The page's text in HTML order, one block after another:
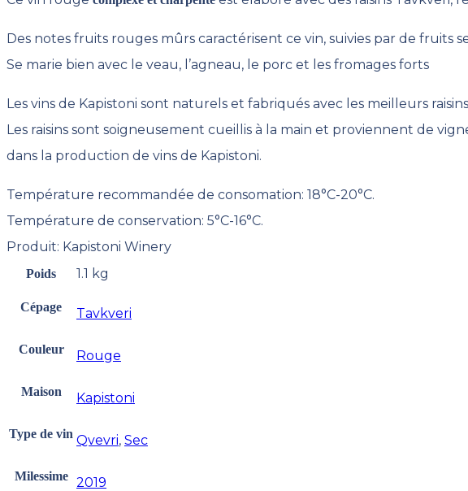
Des notes fruits rouges mûrs caractérisent ce vin, suivies par de fruits
Se marie bien avec le veau, l’agneau, le porc et les fromages forts
Les vins de Kapistoni sont naturels et fabriqués avec les meilleurs
Les raisins sont soigneusement cueillis à la main et proviennent de
dans la production de vins de Kapistoni.
Température recommandée de consomation: 18°C-20°C.
Température de conservation: 5°C-16°C.
Produit: Kapistoni Winery
Poids 1.1 kg
Cépage Tavkveri
Couleur Rouge
Maison Kapistoni
Type de vin Qvevri, Sec
Milessime 2019